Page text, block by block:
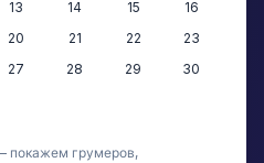
13 14 15
16
20 21 22
23
27 28 29
30
покажем грумеров,